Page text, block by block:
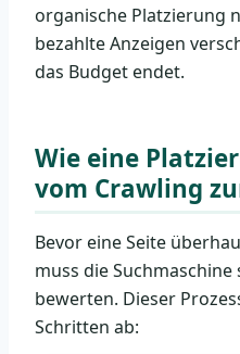
organische Platzierung
bezahlte Anzeigen
das Budget endet.
Wie eine
vom Crawling
Bevor eine Seite
muss die
bewerten. Dieser
Schritten ab: